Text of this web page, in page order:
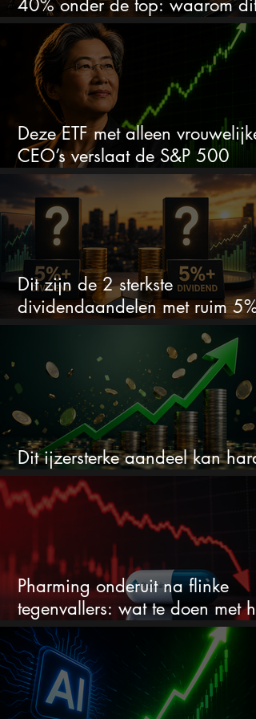
40% onder de top: waarom dit
aandeel weer interessant wordt
Deze ETF met alleen vrouwelijke
CEO’s verslaat de S&P 500
keihard
Dit zijn de 2 sterkste
dividendaandelen met ruim 5%
Dit ijzersterke aandeel kan hard
stijgen maar bijna niemand kijkt
Pharming onderuit na flinke
tegenvallers: wat te doen met
aandeel?